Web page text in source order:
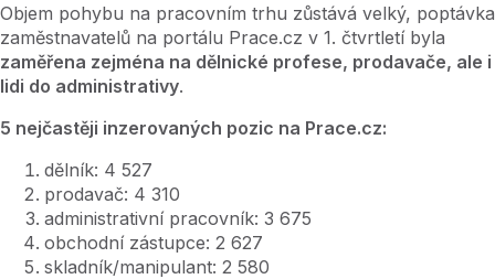
Objem pohybu na pracovním trhu zůstává velký, poptávka
zaměstnavatelů na portálu Prace.cz v 1. čtvrtletí byla
zaměřena zejména na dělnické profese, prodavače, ale i
lidi do administrativy.
5 nejčastěji inzerovaných pozic na Prace.cz:
dělník: 4 527
prodavač: 4 310
administrativní pracovník: 3 675
obchodní zástupce: 2 627
skladník/manipulant: 2 580